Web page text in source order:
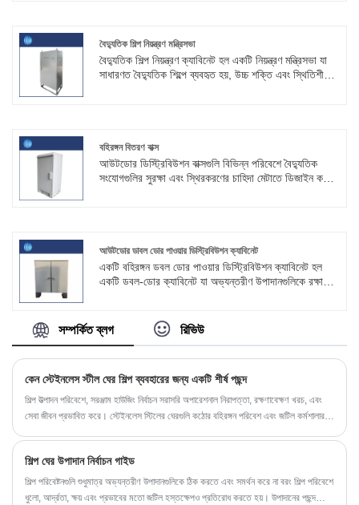
বৈদ্যুতিক শিল্প নিয়ন্ত্রণ মন্ত্রিসভা
বৈদ্যুতিক শিল্প নিয়ন্ত্রণ ক্যাবিনেট হল একটি নিয়ন্ত্রণ মন্ত্রিসভা যা
সাধারণত বৈদ্যুতিক শিল্পে ব্যবহৃত হয়, উচ্চ শক্তি এবং স্থিতিশীলতা
বহিরঙ্গন বিতরণ বাক্স
আউটডোর ডিস্ট্রিবিউশন বাক্সগুলি বিভিন্ন পরিবেশে বৈদ্যুতিক
সংযোগগুলির সুরক্ষা এবং স্থিরকরণের চাহিদা মেটাতে ডিজাইন করা
আউটডোর ডাবল ডোর পাওয়ার ডিস্ট্রিবিউশন ক্যাবিনেট
একটি বহিরঙ্গন ডবল ডোর পাওয়ার ডিস্ট্রিবিউশন ক্যাবিনেট হল
একটি ডবল-ডোর ক্যাবিনেট যা অভ্যন্তরীণ উপাদানগুলিকে রক্ষা
রয়েছে৷ Shuoke® কোল্ড-রোল্ড স্টিল থেকে তৈরি করা হয়েছে,
একটি 90-ডিগ্রি অভ্যন্তরীণ বাঁক রয়েছে৷
সম্পর্কিত ব্লগ রিভিউ
কেন স্টেইনলেস স্টীল ঘের শিল্প ব্যবহারের জন্য একটি শীর্ষ পছন্দ
শিল্প উত্পাদন পরিবেশে, সরঞ্জাম হাউজিং নির্বাচন সরাসরি অপারেশনাল নিরাপত্তা, রক্ষণাবেক্ষণ খরচ, এবং
সেবা জীবন প্রভাবিত করে। স্টেইনলেস স্টিলের ঘেরগুলি কঠোর বহিরঙ্গন পরিবেশ এবং জটিল কর্মশালার
শিল্প ঘের উপাদান নির্বাচন গাইড
শিল্প পরিবেষ্টনগুলি শুধুমাত্র অভ্যন্তরীণ উপাদানগুলিকে ঠিক করতে এবং সমর্থন করে না বরং শিল্প পরিবেশে
ধুলো, আর্দ্রতা, ক্ষয় এবং প্রভাবের মতো জটিল হস্তক্ষেপও প্রতিরোধ করতে হয়। উপাদানের পছন্দ